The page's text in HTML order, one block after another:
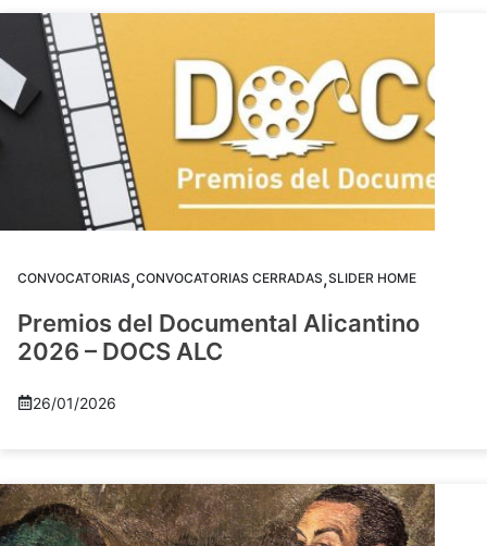
CONVOCATORIAS,CONVOCATORIAS CERRADAS,SLIDER HOME
Premios del Documental Alicantino
2026 – DOCS ALC
26/01/2026